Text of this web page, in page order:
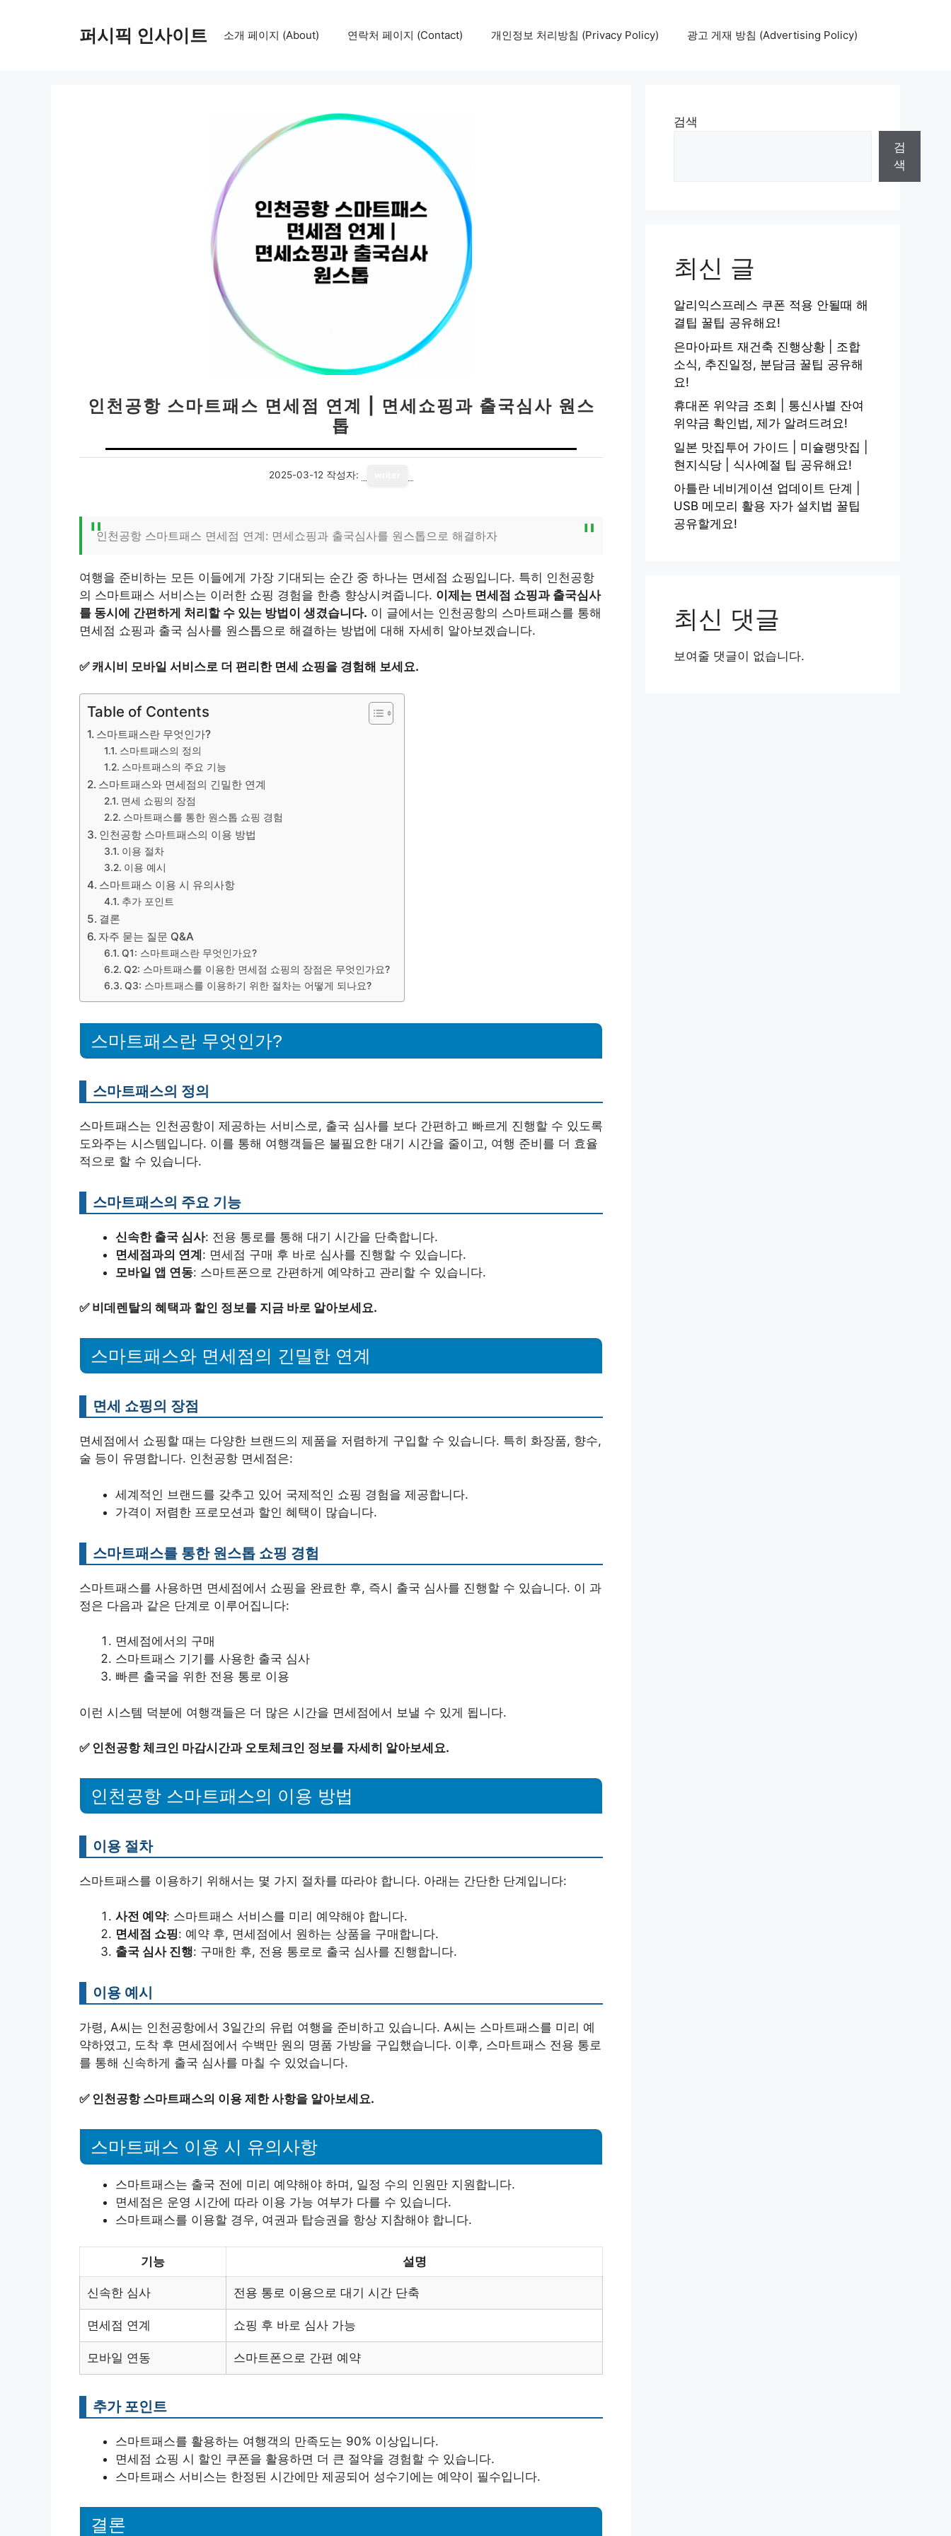
퍼시픽 인사이트 소개 페이지 (About) 연락처 페이지 (Contact) 개인정보 처리방침 (Privacy Policy) 광고 게재 방침 (Advertising Policy)
인천공항 스마트패스 면세점 연계 | 면세쇼핑과 출국심사 원스
톱
2025-03-12 작성자:
인천공항 스마트패스 면세점 연계: 면세쇼핑과 출국심사를 원스톱으로 해결하자
여행을 준비하는 모든 이들에게 가장 기대되는 순간 중 하나는 면세점 쇼핑입니다. 특히 인천공항
의 스마트패스 서비스는 이러한 쇼핑 경험을 한층 향상시켜줍니다. 이제는 면세점 쇼핑과 출국심사
를 동시에 간편하게 처리할 수 있는 방법이 생겼습니다. 이 글에서는 인천공항의 스마트패스를 통해
면세점 쇼핑과 출국 심사를 원스톱으로 해결하는 방법에 대해 자세히 알아보겠습니다.
✅캐시비 모바일 서비스로 더 편리한 면세 쇼핑을 경험해 보세요.
Table of Contents
스마트패스란 무엇인가?
스마트패스의 정의
스마트패스의 주요 기능
스마트패스와 면세점의 긴밀한 연계
면세 쇼핑의 장점
스마트패스를 통한 원스톱 쇼핑 경험
인천공항 스마트패스의 이용 방법
이용 절차
이용 예시
스마트패스 이용 시 유의사항
추가 포인트
결론
자주 묻는 질문 Q&A
Q1: 스마트패스란 무엇인가요?
Q2: 스마트패스를 이용한 면세점 쇼핑의 장점은 무엇인가요?
Q3: 스마트패스를 이용하기 위한 절차는 어떻게 되나요?
스마트패스란 무엇인가?
스마트패스의 정의
스마트패스는 인천공항이 제공하는 서비스로, 출국 심사를 보다 간편하고 빠르게 진행할 수 있도록
도와주는 시스템입니다. 이를 통해 여행객들은 불필요한 대기 시간을 줄이고, 여행 준비를 더 효율
적으로 할 수 있습니다.
스마트패스의 주요 기능
신속한 출국 심사: 전용 통로를 통해 대기 시간을 단축합니다.
면세점과의 연계: 면세점 구매 후 바로 심사를 진행할 수 있습니다.
모바일 앱 연동: 스마트폰으로 간편하게 예약하고 관리할 수 있습니다.
✅ 비데렌탈의 혜택과 할인 정보를 지금 바로 알아보세요.
스마트패스와 면세점의 긴밀한 연계
면세 쇼핑의 장점
면세점에서 쇼핑할 때는 다양한 브랜드의 제품을 저렴하게 구입할 수 있습니다. 특히 화장품, 향수,
술 등이 유명합니다. 인천공항 면세점은:
세계적인 브랜드를 갖추고 있어 국제적인 쇼핑 경험을 제공합니다.
가격이 저렴한 프로모션과 할인 혜택이 많습니다.
스마트패스를 통한 원스톱 쇼핑 경험
스마트패스를 사용하면 면세점에서 쇼핑을 완료한 후, 즉시 출국 심사를 진행할 수 있습니다. 이 과
정은 다음과 같은 단계로 이루어집니다:
면세점에서의 구매
스마트패스 기기를 사용한 출국 심사
빠른 출국을 위한 전용 통로 이용
이런 시스템 덕분에 여행객들은 더 많은 시간을 면세점에서 보낼 수 있게 됩니다.
✅ 인천공항 체크인 마감시간과 오토체크인 정보를 자세히 알아보세요.
인천공항 스마트패스의 이용 방법
이용 절차
스마트패스를 이용하기 위해서는 몇 가지 절차를 따라야 합니다. 아래는 간단한 단계입니다:
사전 예약: 스마트패스 서비스를 미리 예약해야 합니다.
면세점 쇼핑: 예약 후, 면세점에서 원하는 상품을 구매합니다.
출국 심사 진행: 구매한 후, 전용 통로로 출국 심사를 진행합니다.
이용 예시
가령, A씨는 인천공항에서 3일간의 유럽 여행을 준비하고 있습니다. A씨는 스마트패스를 미리 예
약하였고, 도착 후 면세점에서 수백만 원의 명품 가방을 구입했습니다. 이후, 스마트패스 전용 통로
를 통해 신속하게 출국 심사를 마칠 수 있었습니다.
✅ 인천공항 스마트패스의 이용 제한 사항을 알아보세요.
스마트패스 이용 시 유의사항
스마트패스는 출국 전에 미리 예약해야 하며, 일정 수의 인원만 지원합니다.
면세점은 운영 시간에 따라 이용 가능 여부가 다를 수 있습니다.
스마트패스를 이용할 경우, 여권과 탑승권을 항상 지참해야 합니다.
기능 설명
신속한 심사 전용 통로 이용으로 대기 시간 단축
면세점 연계 쇼핑 후 바로 심사 가능
모바일 연동 스마트폰으로 간편 예약
추가 포인트
스마트패스를 활용하는 여행객의 만족도는 90% 이상입니다.
면세점 쇼핑 시 할인 쿠폰을 활용하면 더 큰 절약을 경험할 수 있습니다.
스마트패스 서비스는 한정된 시간에만 제공되어 성수기에는 예약이 필수입니다.
결론
검색
검
색
최신 글
알리익스프레스 쿠폰 적용 안될때 해
결팁 꿀팁 공유해요!
은마아파트 재건축 진행상황 | 조합
소식, 추진일정, 분담금 꿀팁 공유해
요!
휴대폰 위약금 조회 | 통신사별 잔여
위약금 확인법, 제가 알려드려요!
일본 맛집투어 가이드 | 미슐랭맛집 |
현지식당 | 식사예절 팁 공유해요!
아틀란 네비게이션 업데이트 단계 |
USB 메모리 활용 자가 설치법 꿀팁
공유할게요!
최신 댓글
보여줄 댓글이 없습니다.